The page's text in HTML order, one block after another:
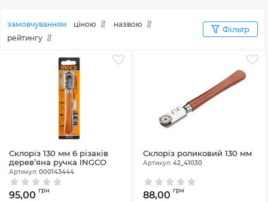
замовчуванням ціною
назвою
рейтингу
Фільтр
Склоріз 130 мм 6 різаків
дерев’яна ручка INGCO
Артикул: 000143444
95,00 грн
Склоріз роликовий 130 мм
Артикул: 42_41030
88,00 грн